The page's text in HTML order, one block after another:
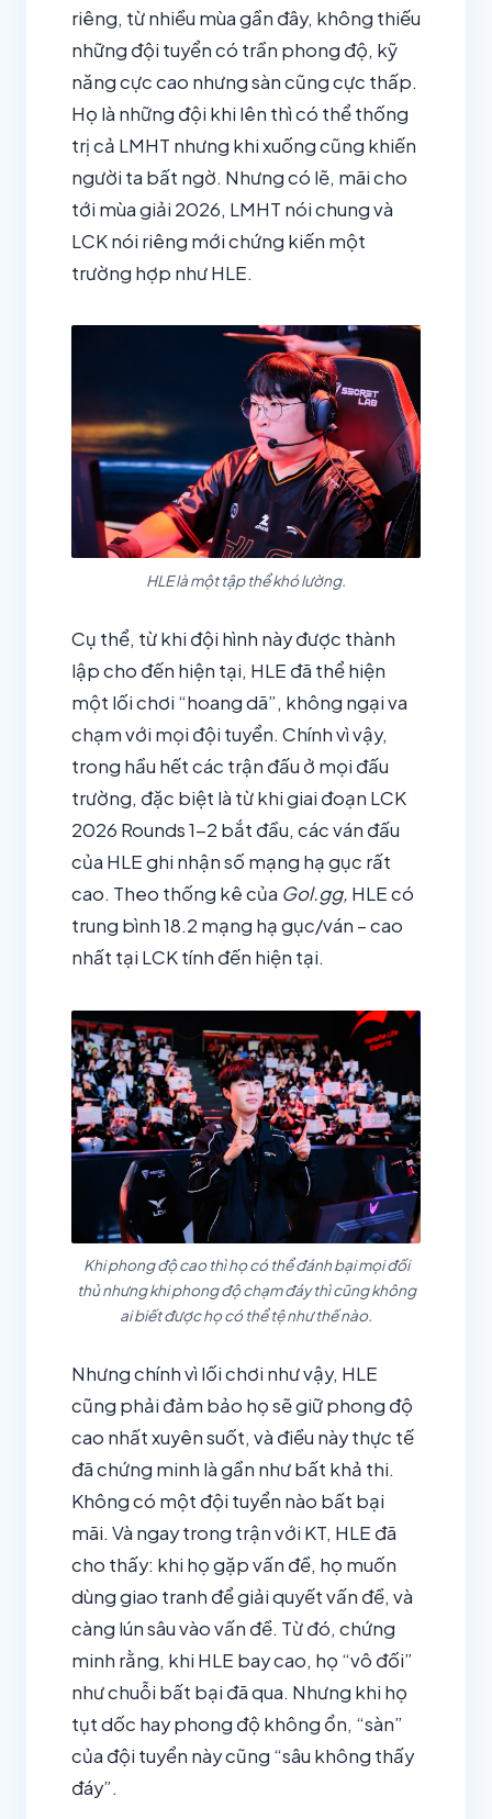
riêng, từ nhiều mùa gần đây, không thiếu
những đội tuyển có trần phong độ, kỹ
năng cực cao nhưng sàn cũng cực thấp.
Họ là những đội khi lên thì có thể thống
trị cả LMHT nhưng khi xuống cũng khiến
người ta bất ngờ. Nhưng có lẽ, mãi cho
tới mùa giải 2026, LMHT nói chung và
LCK nói riêng mới chứng kiến một
trường hợp như HLE.
HLE là một tập thể khó lường.
Cụ thể, từ khi đội hình này được thành
lập cho đến hiện tại, HLE đã thể hiện
một lối chơi “hoang dã”, không ngại va
chạm với mọi đội tuyển. Chính vì vậy,
trong hầu hết các trận đấu ở mọi đấu
trường, đặc biệt là từ khi giai đoạn LCK
2026 Rounds 1-2 bắt đầu, các ván đấu
của HLE ghi nhận số mạng hạ gục rất
cao. Theo thống kê của Gol.gg, HLE có
trung bình 18.2 mạng hạ gục/ván – cao
nhất tại LCK tính đến hiện tại.
Khi phong độ cao thì họ có thể đánh bại mọi đối
thủ nhưng khi phong độ chạm đáy thì cũng không
ai biết được họ có thể tệ như thế nào.
Nhưng chính vì lối chơi như vậy, HLE
cũng phải đảm bảo họ sẽ giữ phong độ
cao nhất xuyên suốt, và điều này thực tế
đã chứng minh là gần như bất khả thi.
Không có một đội tuyển nào bất bại
mãi. Và ngay trong trận với KT, HLE đã
cho thấy: khi họ gặp vấn đề, họ muốn
dùng giao tranh để giải quyết vấn đề, và
càng lún sâu vào vấn đề. Từ đó, chứng
minh rằng, khi HLE bay cao, họ “vô đối”
như chuỗi bất bại đã qua. Nhưng khi họ
tụt dốc hay phong độ không ổn, “sàn”
của đội tuyển này cũng “sâu không thấy
đáy”.